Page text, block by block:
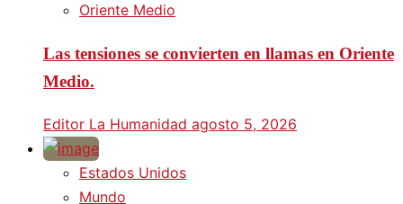
Oriente Medio
Las tensiones se convierten en llamas en Oriente
Medio.
Editor La Humanidad agosto 5, 2026
Estados Unidos
Mundo